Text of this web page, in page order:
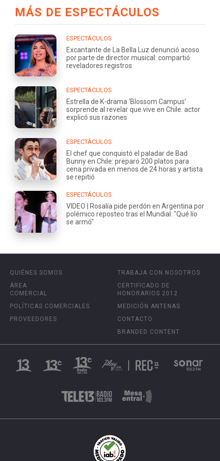
MÁS DE ESPECTÁCULOS
ESPECTÁCULOS
Excantante de La Bella Luz denunció acoso
por parte de director musical: compartió
reveladores registros
ESPECTÁCULOS
Estrella de K-drama ‘Blossom Campus’
sorprende al revelar que vive en Chile: actor
explicó sus razones
ESPECTÁCULOS
El chef que conquistó el paladar de Bad
Bunny en Chile: preparó 200 platos para
cena privada en menos de 24 horas y artista
se repitió
ESPECTÁCULOS
VIDEO | Rosalía pide perdón en Argentina por
polémico reposteo tras el Mundial: "Qué lío
se armó"
QUIÉNES SOMOS
ÁREA
COMERCIAL
POLÍTICAS COMERCIALES
PROVEEDORES
TRABAJA CON NOSOTROS
CERTIFICADO DE
HONORARIOS 2012
MEDICIÓN ANTENAS
CONTACTO
BRANDED CONTENT